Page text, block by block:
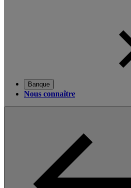
Banque
Nous connaître